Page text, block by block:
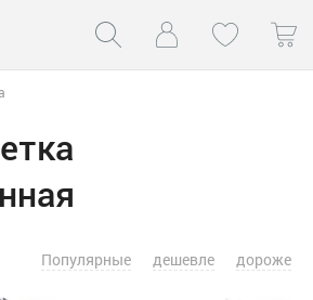
Популярные дешевле дороже